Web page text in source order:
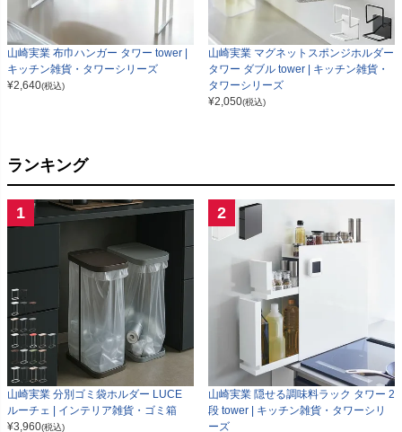
山崎実業 布巾ハンガー タワー tower |
キッチン雑貨・タワーシリーズ
¥2,640(税込)
山崎実業 マグネットスポンジホルダー
タワー ダブル tower | キッチン雑貨・
タワーシリーズ
¥2,050(税込)
ランキング
1
山崎実業 分別ゴミ袋ホルダー LUCE
ルーチェ | インテリア雑貨・ゴミ箱
¥3,960(税込)
2
山崎実業 隠せる調味料ラック タワー 2
段 tower | キッチン雑貨・タワーシリ
ーズ